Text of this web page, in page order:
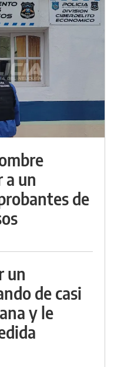
a un
de
un
de casi
y le